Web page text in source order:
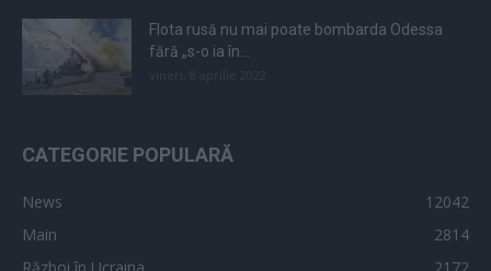
Flota rusă nu mai poate bombarda Odessa
fără „s-o ia în...
CATEGORIE POPULARĂ
News
12042
Main
2814